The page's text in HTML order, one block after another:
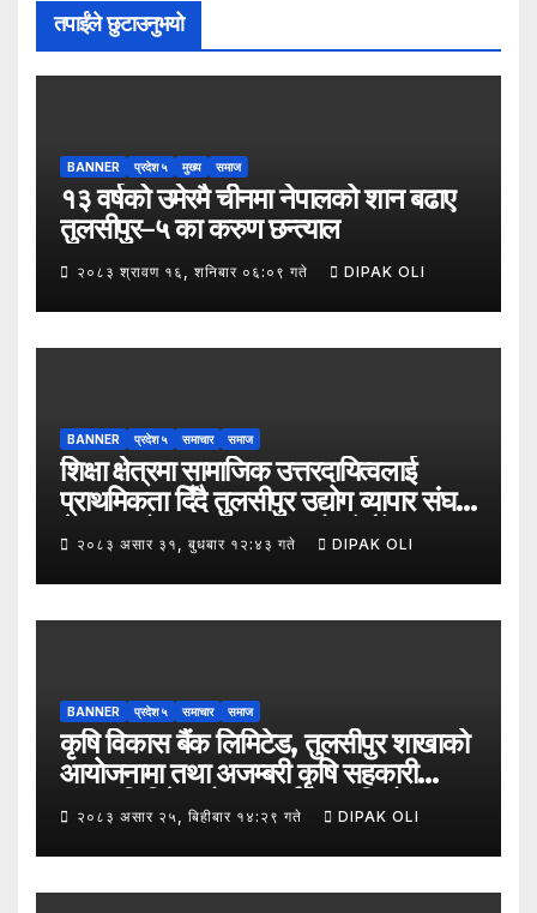
तपाईंले छुटाउनुभयो
BANNER प्रदेश ५ मुख्य समाज
१३ वर्षको उमेरमै चीनमा नेपालको शान बढाए
तुलसीपुर–५ का करुण छन्त्याल
२०८३ श्रावण १६, शनिबार ०६:०९ गते DIPAK OLI
BANNER प्रदेश ५ समाचार समाज
शिक्षा क्षेत्रमा सामाजिक उत्तरदायित्वलाई
प्राथमिकता दिँदै तुलसीपुर उद्योग व्यापार संघले
नेपाल उद्योग व्यापार महासंघको पाँचौँ स्थापना
दिवसको अवसर पारेर तुलसीपुर
उपमहानगरपालिका–५, गैरापातु स्थित श्री
जनश्रमिक आ बि विद्यालयका विद्यार्थीहरूलाई
२०८३ असार ३१, बुधबार १२:४३ गते DIPAK OLI
BANNER प्रदेश ५ समाचार समाज
कृषि विकास बैंक लिमिटेड, तुलसीपुर शाखाको
आयोजनामा तथा अजम्बरी कृषि सहकारी
संस्था लिमिटेडको सहकार्यमा “कृषिको
समावेशी रूपान्तरणका लागि मूल्य शृङ्खला
(VITA) कार्यक्रम अन्तर्गत तरकारी उत्पादक
किसान र व्यापारीबीच व्यवसाय विस्तार सम्बन्धी
२०८३ असार २५, बिहीबार १४:२९ गते DIPAK OLI